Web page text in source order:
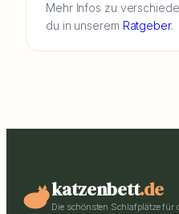
Mehr Infos zu
du in unserem Ratgeber.
katzenbett.de
Die schönsten Schlafplätze für